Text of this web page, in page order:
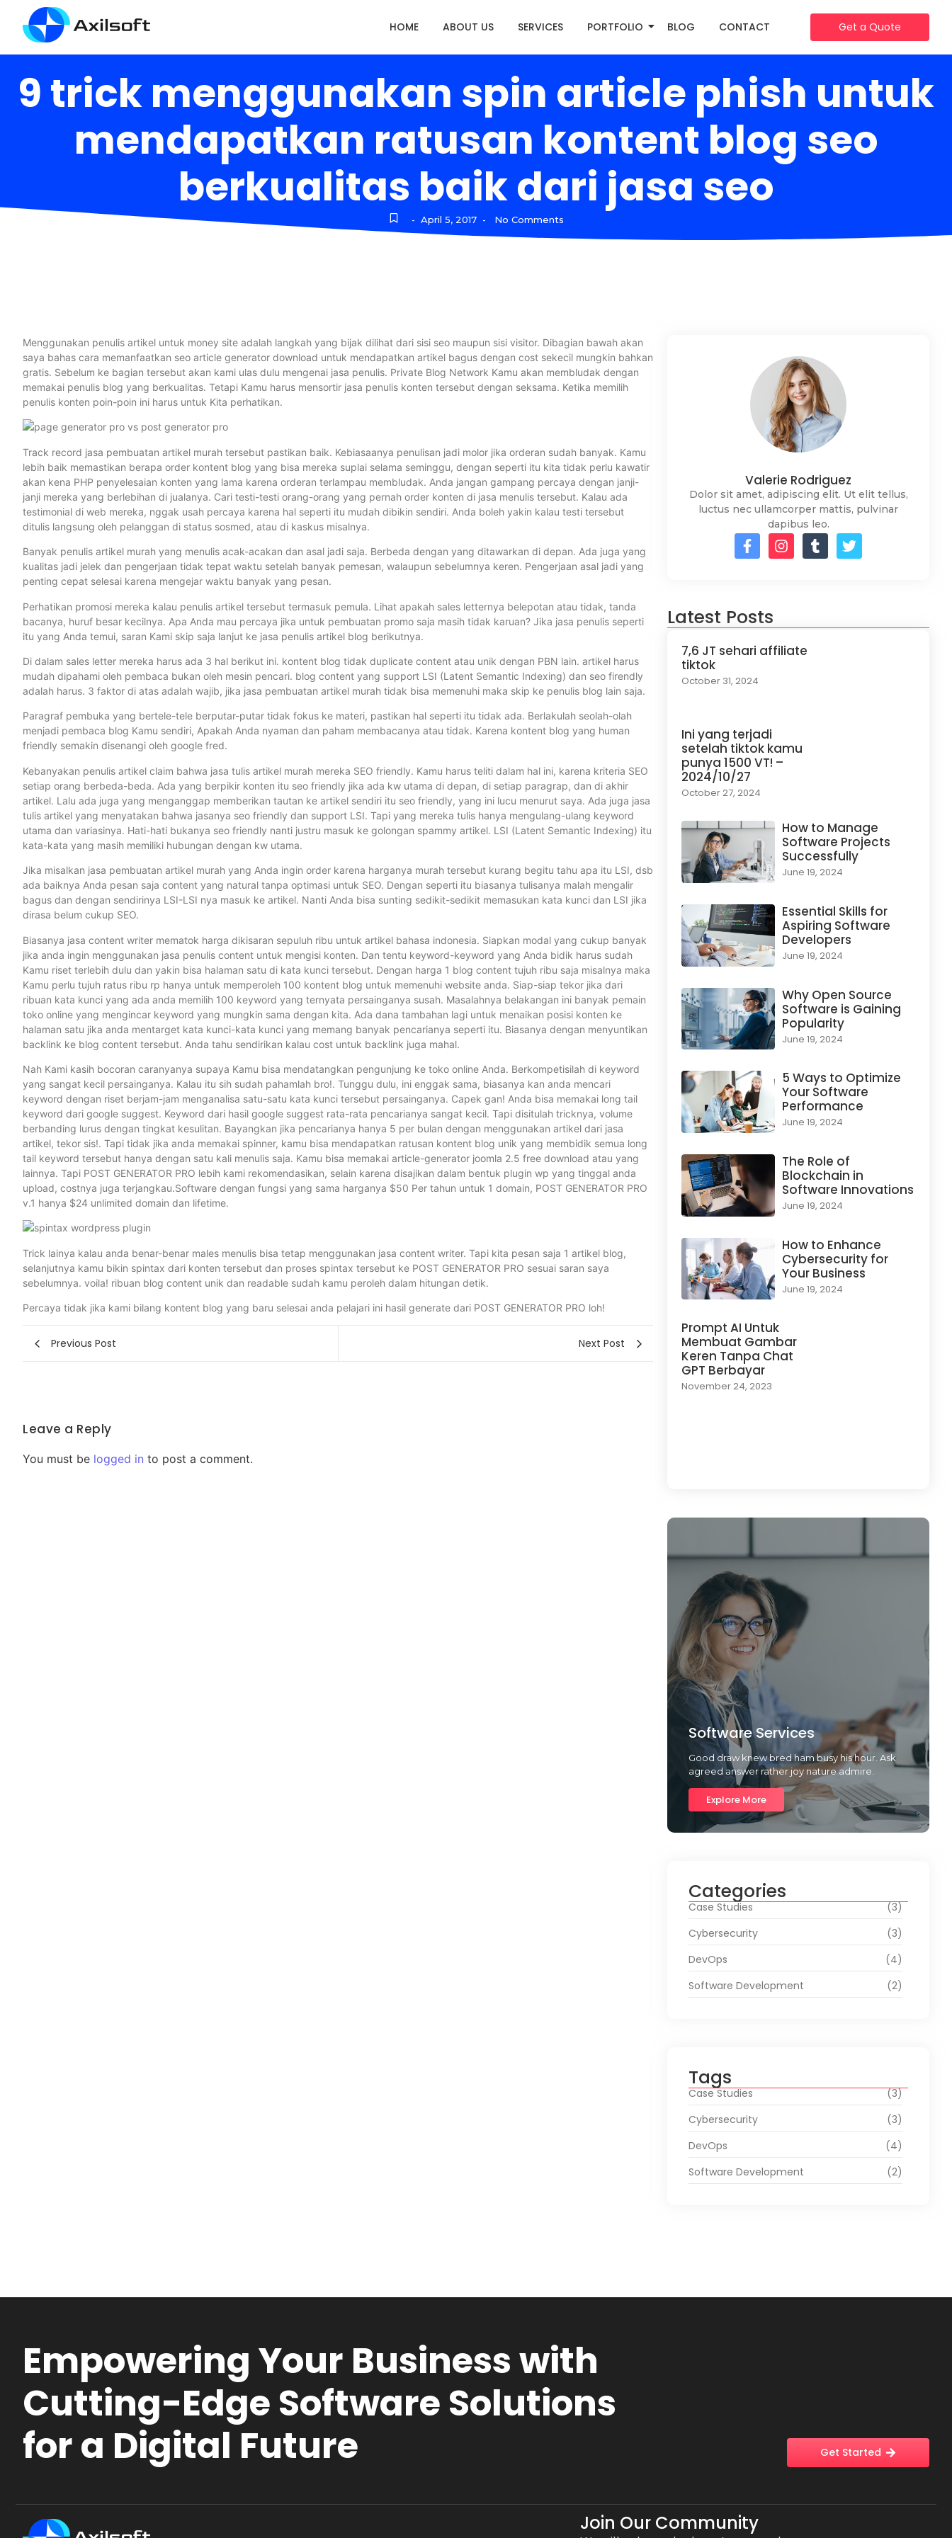
HOME ABOUT US SERVICES PORTFOLIO BLOG CONTACT Get a Quote
9 trick menggunakan spin article phish untuk
mendapatkan ratusan kontent blog seo
berkualitas baik dari jasa seo
- April 5, 2017 - No Comments
Menggunakan penulis artikel untuk money site adalah langkah yang bijak dilihat dari sisi seo maupun sisi visitor. Dibagian bawah akan
saya bahas cara memanfaatkan seo article generator download untuk mendapatkan artikel bagus dengan cost sekecil mungkin bahkan
gratis. Sebelum ke bagian tersebut akan kami ulas dulu mengenai jasa penulis. Private Blog Network Kamu akan membludak dengan
memakai penulis blog yang berkualitas. Tetapi Kamu harus mensortir jasa penulis konten tersebut dengan seksama. Ketika memilih
penulis konten poin-poin ini harus untuk Kita perhatikan.
Track record jasa pembuatan artikel murah tersebut pastikan baik. Kebiasaanya penulisan jadi molor jika orderan sudah banyak. Kamu
lebih baik memastikan berapa order kontent blog yang bisa mereka suplai selama seminggu, dengan seperti itu kita tidak perlu kawatir
akan kena PHP penyelesaian konten yang lama karena orderan terlampau membludak. Anda jangan gampang percaya dengan janji-
janji mereka yang berlebihan di jualanya. Cari testi-testi orang-orang yang pernah order konten di jasa menulis tersebut. Kalau ada
testimonial di web mereka, nggak usah percaya karena hal seperti itu mudah dibikin sendiri. Anda boleh yakin kalau testi tersebut
ditulis langsung oleh pelanggan di status sosmed, atau di kaskus misalnya.
Banyak penulis artikel murah yang menulis acak-acakan dan asal jadi saja. Berbeda dengan yang ditawarkan di depan. Ada juga yang
kualitas jadi jelek dan pengerjaan tidak tepat waktu setelah banyak pemesan, walaupun sebelumnya keren. Pengerjaan asal jadi yang
penting cepat selesai karena mengejar waktu banyak yang pesan.
Perhatikan promosi mereka kalau penulis artikel tersebut termasuk pemula. Lihat apakah sales letternya belepotan atau tidak, tanda
bacanya, huruf besar kecilnya. Apa Anda mau percaya jika untuk pembuatan promo saja masih tidak karuan? Jika jasa penulis seperti
itu yang Anda temui, saran Kami skip saja lanjut ke jasa penulis artikel blog berikutnya.
Di dalam sales letter mereka harus ada 3 hal berikut ini. kontent blog tidak duplicate content atau unik dengan PBN lain. artikel harus
mudah dipahami oleh pembaca bukan oleh mesin pencari. blog content yang support LSI (Latent Semantic Indexing) dan seo firendly
adalah harus. 3 faktor di atas adalah wajib, jika jasa pembuatan artikel murah tidak bisa memenuhi maka skip ke penulis blog lain saja.
Paragraf pembuka yang bertele-tele berputar-putar tidak fokus ke materi, pastikan hal seperti itu tidak ada. Berlakulah seolah-olah
menjadi pembaca blog Kamu sendiri, Apakah Anda nyaman dan paham membacanya atau tidak. Karena kontent blog yang human
friendly semakin disenangi oleh google fred.
Kebanyakan penulis artikel claim bahwa jasa tulis artikel murah mereka SEO friendly. Kamu harus teliti dalam hal ini, karena kriteria SEO
setiap orang berbeda-beda. Ada yang berpikir konten itu seo friendly jika ada kw utama di depan, di setiap paragrap, dan di akhir
artikel. Lalu ada juga yang menganggap memberikan tautan ke artikel sendiri itu seo friendly, yang ini lucu menurut saya. Ada juga jasa
tulis artikel yang menyatakan bahwa jasanya seo friendly dan support LSI. Tapi yang mereka tulis hanya mengulang-ulang keyword
utama dan variasinya. Hati-hati bukanya seo friendly nanti justru masuk ke golongan spammy artikel. LSI (Latent Semantic Indexing) itu
kata-kata yang masih memiliki hubungan dengan kw utama.
Jika misalkan jasa pembuatan artikel murah yang Anda ingin order karena harganya murah tersebut kurang begitu tahu apa itu LSI, dsb
ada baiknya Anda pesan saja content yang natural tanpa optimasi untuk SEO. Dengan seperti itu biasanya tulisanya malah mengalir
bagus dan dengan sendirinya LSI-LSI nya masuk ke artikel. Nanti Anda bisa sunting sedikit-sedikit memasukan kata kunci dan LSI jika
dirasa belum cukup SEO.
Biasanya jasa content writer mematok harga dikisaran sepuluh ribu untuk artikel bahasa indonesia. Siapkan modal yang cukup banyak
jika anda ingin menggunakan jasa penulis content untuk mengisi konten. Dan tentu keyword-keyword yang Anda bidik harus sudah
Kamu riset terlebih dulu dan yakin bisa halaman satu di kata kunci tersebut. Dengan harga 1 blog content tujuh ribu saja misalnya maka
Kamu perlu tujuh ratus ribu rp hanya untuk memperoleh 100 kontent blog untuk memenuhi website anda. Siap-siap tekor jika dari
ribuan kata kunci yang ada anda memilih 100 keyword yang ternyata persainganya susah. Masalahnya belakangan ini banyak pemain
toko online yang mengincar keyword yang mungkin sama dengan kita. Ada dana tambahan lagi untuk menaikan posisi konten ke
halaman satu jika anda mentarget kata kunci-kata kunci yang memang banyak pencarianya seperti itu. Biasanya dengan menyuntikan
backlink ke blog content tersebut. Anda tahu sendirikan kalau cost untuk backlink juga mahal.
Nah Kami kasih bocoran caranyanya supaya Kamu bisa mendatangkan pengunjung ke toko online Anda. Berkompetisilah di keyword
yang sangat kecil persainganya. Kalau itu sih sudah pahamlah bro!. Tunggu dulu, ini enggak sama, biasanya kan anda mencari
keyword dengan riset berjam-jam menganalisa satu-satu kata kunci tersebut persainganya. Capek gan! Anda bisa memakai long tail
keyword dari google suggest. Keyword dari hasil google suggest rata-rata pencarianya sangat kecil. Tapi disitulah tricknya, volume
berbanding lurus dengan tingkat kesulitan. Bayangkan jika pencarianya hanya 5 per bulan dengan menggunakan artikel dari jasa
artikel, tekor sis!. Tapi tidak jika anda memakai spinner, kamu bisa mendapatkan ratusan kontent blog unik yang membidik semua long
tail keyword tersebut hanya dengan satu kali menulis saja. Kamu bisa memakai article-generator joomla 2.5 free download atau yang
lainnya. Tapi POST GENERATOR PRO lebih kami rekomendasikan, selain karena disajikan dalam bentuk plugin wp yang tinggal anda
upload, costnya juga terjangkau.Software dengan fungsi yang sama harganya $50 Per tahun untuk 1 domain, POST GENERATOR PRO
v.1 hanya $24 unlimited domain dan lifetime.
Trick lainya kalau anda benar-benar males menulis bisa tetap menggunakan jasa content writer. Tapi kita pesan saja 1 artikel blog,
selanjutnya kamu bikin spintax dari konten tersebut dan proses spintax tersebut ke POST GENERATOR PRO sesuai saran saya
sebelumnya. voila! ribuan blog content unik dan readable sudah kamu peroleh dalam hitungan detik.
Percaya tidak jika kami bilang kontent blog yang baru selesai anda pelajari ini hasil generate dari POST GENERATOR PRO loh!
Previous Post Next Post
Leave a Reply
You must be logged in to post a comment.
Valerie Rodriguez
Dolor sit amet, adipiscing elit. Ut elit tellus,
luctus nec ullamcorper mattis, pulvinar
dapibus leo.
Latest Posts
7,6 JT sehari affiliate
tiktok
October 31, 2024
Ini yang terjadi
setelah tiktok kamu
punya 1500 VT! –
2024/10/27
October 27, 2024
How to Manage
Software Projects
Successfully
June 19, 2024
Essential Skills for
Aspiring Software
Developers
June 19, 2024
Why Open Source
Software is Gaining
Popularity
June 19, 2024
5 Ways to Optimize
Your Software
Performance
June 19, 2024
The Role of
Blockchain in
Software Innovations
June 19, 2024
How to Enhance
Cybersecurity for
Your Business
June 19, 2024
Prompt AI Untuk
Membuat Gambar
Keren Tanpa Chat
GPT Berbayar
November 24, 2023
Software Services
Good draw knew bred ham busy his hour. Ask
agreed answer rather joy nature admire.
Explore More
Categories
Case Studies
(3)
Cybersecurity
(3)
DevOps
(4)
Software Development
(2)
Tags
Case Studies
(3)
Cybersecurity
(3)
DevOps
(4)
Software Development
(2)
Empowering Your Business with
Cutting-Edge Software Solutions
for a Digital Future
Get Started
Join Our Community